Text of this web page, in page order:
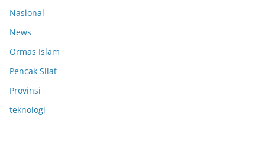
Nasional
News
Ormas Islam
Pencak Silat
Provinsi
teknologi